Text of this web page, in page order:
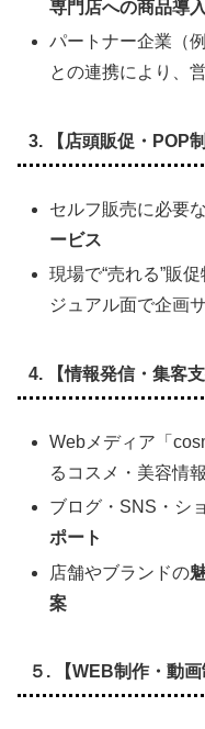
専門店への商品導
パートナー企業（
との連携により、
3. 【店頭販促・POP制
セルフ販売に必要な
ービス
現場で“売れる”販
ジュアル面で企画
4. 【情報発信・集客支
Webメディア「
るコスメ・美容情
ブログ・SNS・シ
ポート
店舗やブランドの
案
５. 【WEB制作・動画